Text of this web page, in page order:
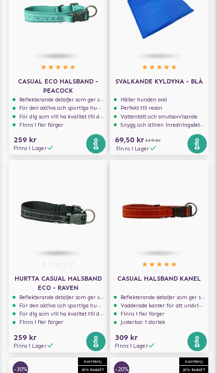
CASUAL ECO HALSBAND -
PEACOCK
Reflekterande detaljer som ger synlighet i svagt ljus
För den aktiva och sportiga hunden
För dig som vill ha kvalitet till din hund!
Finns i fler färger
259 kr
Finns i Lager
SVALKANDE KYLDYNA - BLÅ
Håller hunden sval
Perfekt till resan
Vattentätt och smutsavvisande
Snygg och stilren inredningsdetalj
69,50 kr 139 kr
Finns i Lager
HURTTA CASUAL HALSBAND
ECO - RAVEN
Reflekterande detaljer som ger synlighet i svagt ljus
För den aktiva och sportiga hunden
För dig som vill ha kvalitet till din hund!
Finns i fler färger
259 kr
Finns i Lager
CASUAL HALSBAND KANEL
Reflekterande detaljer som ger synlighet i svagt ljus
Vadderade kanter för att undvika skav
Finns i fler färger
Justerbar i storlek
309 kr
Finns i Lager
KAMPANJ
30% RABATT
-30%
KAMPANJ
20% RABATT
-20%